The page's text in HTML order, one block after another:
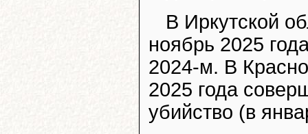
В Иркутской
ноябрь 2025
2024-м. В
2025 года
убийство (в